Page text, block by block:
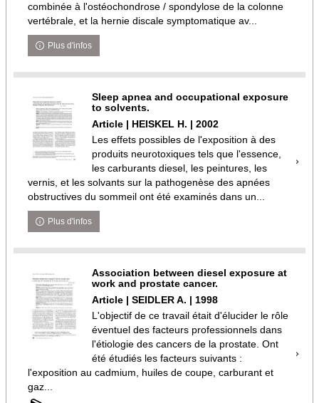
combinée à l'ostéochondrose / spondylose de la colonne
vertébrale, et la hernie discale symptomatique av...
Plus d'infos
Sleep apnea and occupational exposure
to solvents.
Article | HEISKEL H. | 2002
Les effets possibles de l'exposition à des
produits neurotoxiques tels que l'essence,
les carburants diesel, les peintures, les
vernis, et les solvants sur la pathogenèse des apnées
obstructives du sommeil ont été examinés dans un...
Plus d'infos
Association between diesel exposure at
work and prostate cancer.
Article | SEIDLER A. | 1998
L'objectif de ce travail était d'élucider le rôle
éventuel des facteurs professionnels dans
l'étiologie des cancers de la prostate. Ont
été étudiés les facteurs suivants :
l'exposition au cadmium, huiles de coupe, carburant et
gaz...